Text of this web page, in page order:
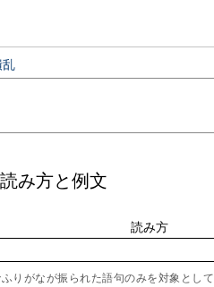
乱
み方と例文
読み方
りがなが振られた語句のみを対象とし